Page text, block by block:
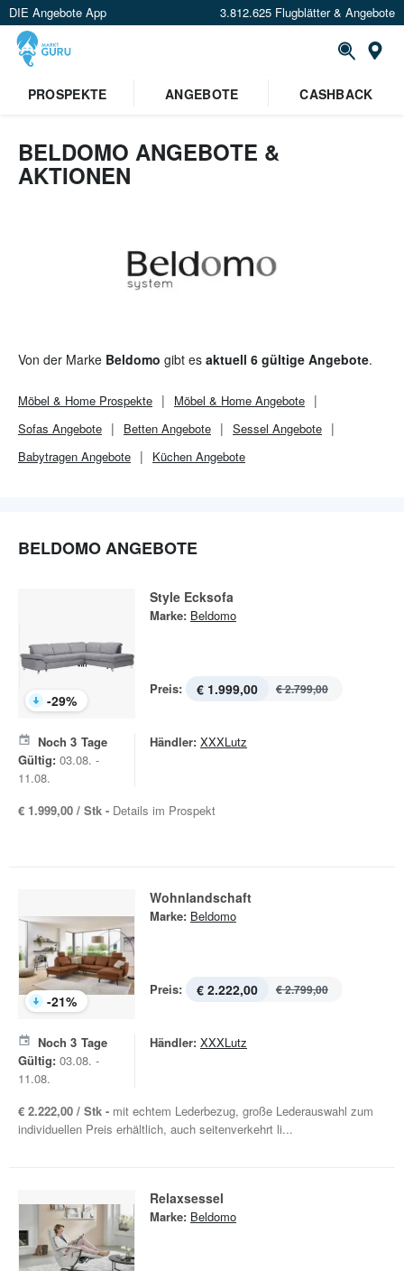
DIE Angebote App 3.812.625 Flugblätter & Angebote
PROSPEKTE
ANGEBOTE CASHBACK
BELDOMO ANGEBOTE &
AKTIONEN
Von der Marke Beldomo gibt es aktuell 6 gültige Angebote.
Möbel & Home Prospekte Möbel & Home Angebote
Sofas Angebote
Betten Angebote
Sessel Angebote
Babytragen Angebote
Küchen Angebote
BELDOMO ANGEBOTE
-29%
Style Ecksofa
Marke: Beldomo
Preis: € 1.999,00 € 2.799,00
Noch 3 Tage
Gültig: 03.08. -
11.08.
Händler: XXXLutz
€ 1.999,00 / Stk - Details im Prospekt
-21%
Wohnlandschaft
Marke: Beldomo
Preis: € 2.222,00 € 2.799,00
Noch 3 Tage
Gültig: 03.08. -
11.08.
Händler: XXXLutz
€ 2.222,00 / Stk - mit echtem Lederbezug, große Lederauswahl zum
individuellen Preis erhältlich, auch seitenverkehrt li...
Relaxsessel
Marke: Beldomo